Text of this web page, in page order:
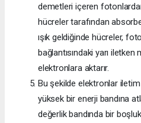
demetleri içeren
hücreler tarafından
ışık geldiğinde hücreler,
bağlantısındaki yarı
elektronlara aktarır.
Bu şekilde elektronlar
yüksek bir enerji bandına
değerlik bandında bir